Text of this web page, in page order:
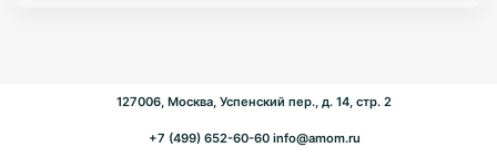
127006, Москва, Успенский пер., д. 14, стр. 2
+7 (499) 652-60-60 info@amom.ru